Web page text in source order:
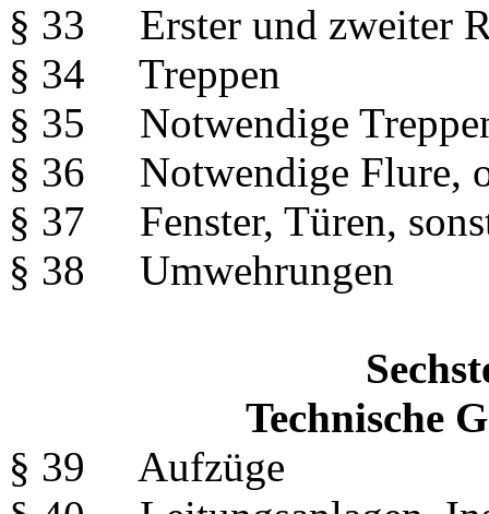
§ 33 Erster und zweiter
§ 34 Treppen
§ 35 Notwendige
§ 36 Notwendige Flure,
§ 37 Fenster, Türen,
§ 38 Umwehrungen
Technische
§ 39 Aufzüge